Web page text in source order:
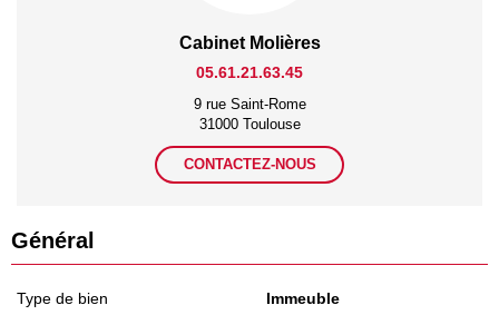
Cabinet Molières
05.61.21.63.45
9 rue Saint-Rome
31000 Toulouse
CONTACTEZ-NOUS
Général
Type de bien Immeuble